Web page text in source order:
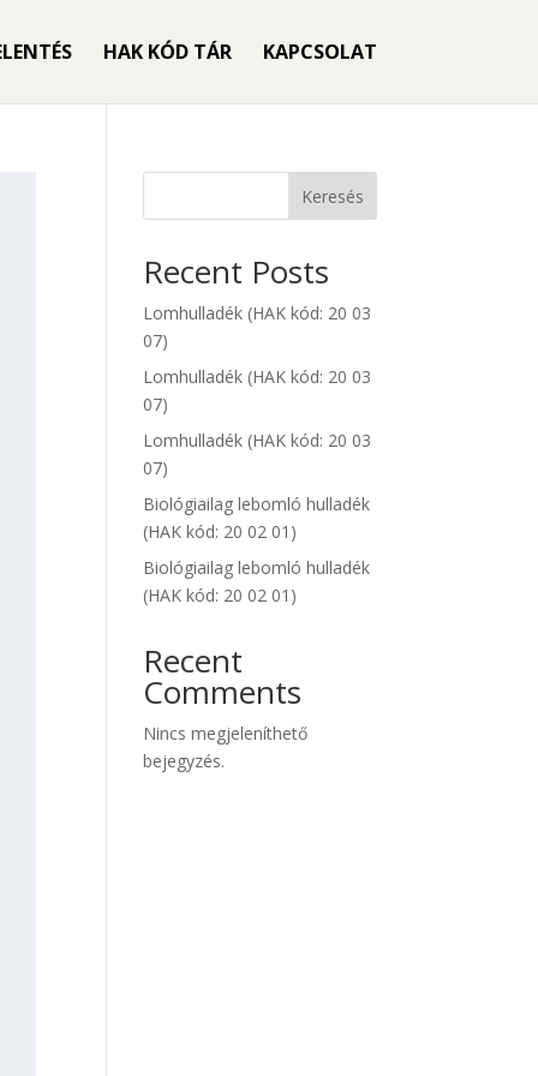
HAK KÓD TÁR KAPCSOLAT
Keresés
Recent Posts
Lomhulladék (HAK kód: 20 03
07)
Lomhulladék (HAK kód: 20 03
07)
Lomhulladék (HAK kód: 20 03
07)
Biológiailag lebomló hulladék
(HAK kód: 20 02 01)
Biológiailag lebomló hulladék
(HAK kód: 20 02 01)
Recent
Comments
Nincs megjeleníthető
bejegyzés.